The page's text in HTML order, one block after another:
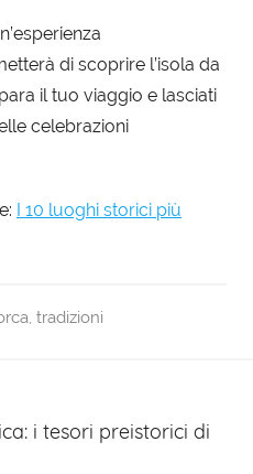
di scoprire l’isola da
il tuo viaggio e lasciati
celebrazioni
I 10 luoghi storici più
, tradizioni
i tesori preistorici di